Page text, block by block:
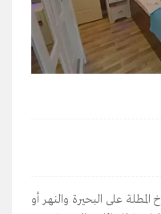
على البحيرة والنهر أو